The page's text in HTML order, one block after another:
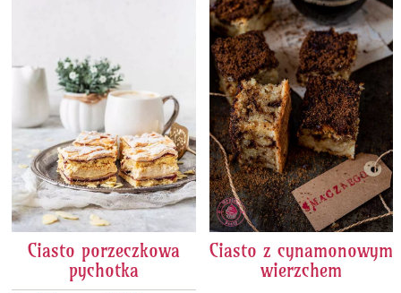
Ciasto porzeczkowa
pychotka
Ciasto z cynamonowym
wierzchem